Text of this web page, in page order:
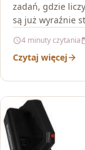
zadań, gdzie
są już wyraźnie
4 minuty czytania
Czytaj więcej